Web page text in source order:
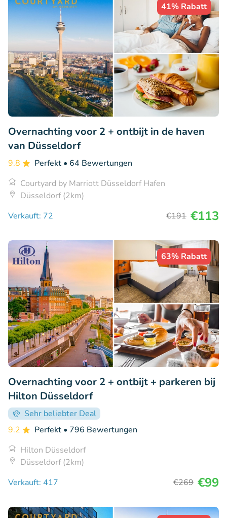
41% Rabatt
Overnachting voor 2 + ontbijt in de haven
van Düsseldorf
9.8 Perfekt • 64 Bewertungen
Courtyard by Marriott Düsseldorf Hafen
Düsseldorf (2km)
Verkauft: 72
€191 €113
63% Rabatt
Overnachting voor 2 + ontbijt + parkeren bij
Hilton Düsseldorf
Sehr beliebter Deal
9.2
Perfekt • 796 Bewertungen
Hilton Düsseldorf
Düsseldorf (2km)
Verkauft: 417
€269 €99